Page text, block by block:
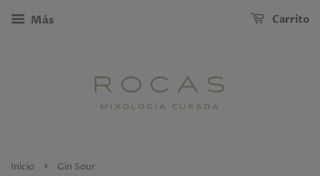
Más Carrito
Inicio › Gin Sour